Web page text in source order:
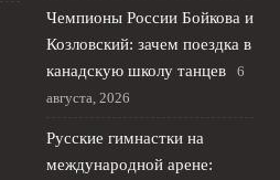
Чемпионы России Бойкова и
Козловский: зачем поездка в
канадскую школу танцев
6
августа, 2026
Русские гимнастки на
международной арене: